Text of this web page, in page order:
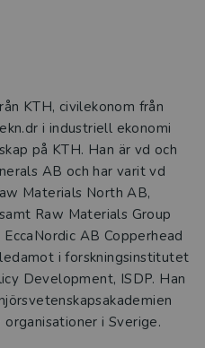
KTH, civilekonom från
i industriell ekonomi
på KTH. Han är vd och
AB och har varit vd
Materials North AB,
Raw Materials Group
AB Copperhead
i forskningsinstitutet
Development, ISDP. Han